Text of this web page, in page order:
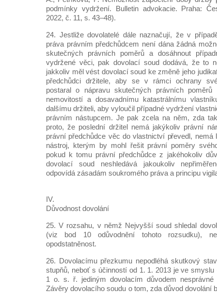
podmínky vydržení. Bulletin advokacie. Praha:
2022, č. 11, s. 43–48).
24. Jestliže dovolatelé dále naznačují, že v
práva právním předchůdcem není dána žádná
skutečných právních poměrů a dosáhnout
vydržené věci, pak dovolací soud dodává, že to
jakkoliv měl vést dovolací soud ke změně jeho
předchůdci držitele, aby se v rámci ochrany
postaral o nápravu skutečných právních
nemovitostí a dosavadnímu katastrálnímu
dalšímu držiteli, aby vyloučil případné vydržení
právním nástupcem. Je pak zcela na něm, zda
proto, že poslední držitel nemá jakýkoliv právní
právní předchůdce věc do vlastnictví převedl,
nástroj, kterým by mohl řešit právní poměry
pokud k tomu právní předchůdce z jakéhokoliv
dovolací soud neshledává jakoukoliv
odpovídá zásadám soukromého práva a principu
IV.
Důvodnost dovolání
25. V rozsahu, v němž Nejvyšší soud shledal
(viz bod 10 odůvodnění tohoto rozsudku),
opodstatněnost.
26. Dovolacímu přezkumu nepodléhá skutkový
stupňů, neboť s účinností od 1. 1. 2013 je ve smyslu
1 o. s. ř. jediným dovolacím důvodem nesprávné
Závěry dovolacího soudu o tom, zda důvod dovolání